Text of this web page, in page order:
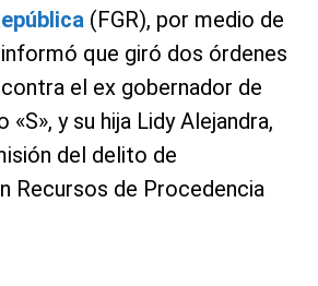
(FGR), por medio de
que giró dos órdenes
el ex gobernador de
y su hija Lidy Alejandra,
del delito de
Recursos de Procedencia